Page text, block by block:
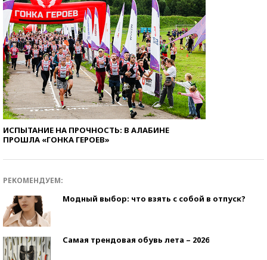
ИСПЫТАНИЕ НА ПРОЧНОСТЬ: В АЛАБИНЕ
ПРОШЛА «ГОНКА ГЕРОЕВ»
РЕКОМЕНДУЕМ:
Модный выбор: что взять с собой в отпуск?
Самая трендовая обувь лета – 2026